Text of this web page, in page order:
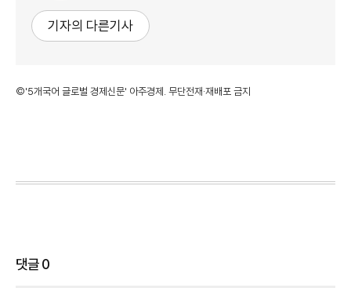
기자의 다른기사
©'5개국어 글로벌 경제신문' 아주경제. 무단전재·재배포 금지
댓글0